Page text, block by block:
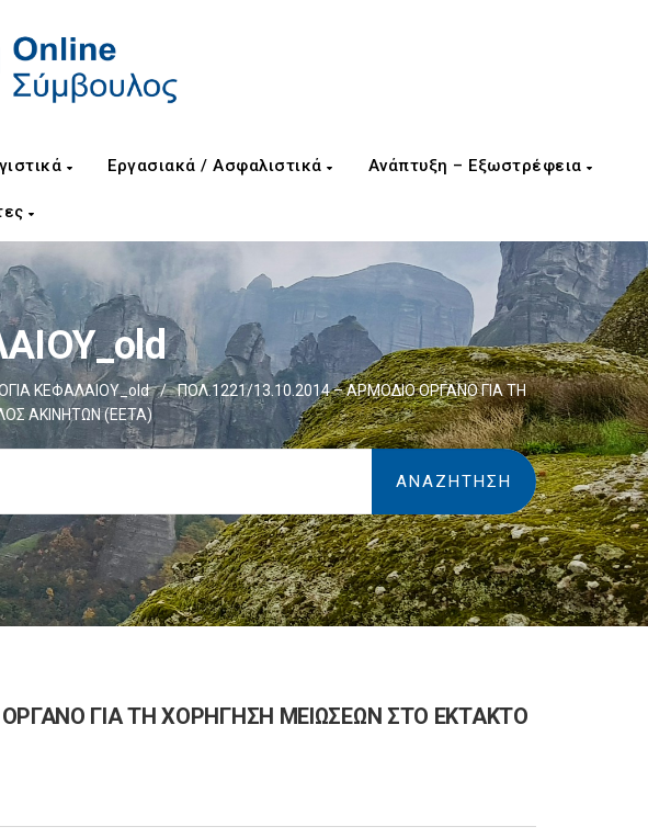
Εργασιακά / Ασφαλιστικά Ανάπτυξη – Εξωστρέφεια
ΚΕΦΑΛΑΙΟΥ_old /
ΠΟΛ.1221/13.10.2014 – ΑΡΜΟΔΙΟ ΟΡΓΑΝΟ ΓΙΑ ΤΗ
ΑΚΙΝΗΤΩΝ (ΕΕΤΑ)
ΓΙΑ ΤΗ ΧΟΡΗΓΗΣΗ ΜΕΙΩΣΕΩΝ ΣΤΟ ΕΚΤΑΚΤΟ